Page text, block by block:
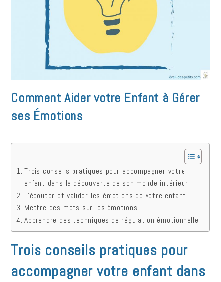
Comment Aider votre Enfant à Gérer
ses Émotions
Trois conseils pratiques pour accompagner votre
enfant dans la découverte de son monde intérieur
L’écouter et valider les émotions de votre enfant
Mettre des mots sur les émotions
Apprendre des techniques de régulation émotionnelle
Trois conseils pratiques pour
accompagner votre enfant dans